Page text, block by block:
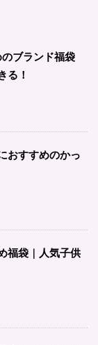
ブランド福袋
る！
おすすめのかっ
福袋 | 人気子供